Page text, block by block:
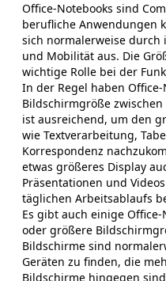
Office-Notebooks sind
berufliche Anwendungen
sich normalerweise durch
und Mobilität aus. Die
wichtige Rolle bei der
In der Regel haben
Bildschirmgröße zwischen
ist ausreichend, um den
wie Textverarbeitung,
Korrespondenz
etwas größeres Display
Präsentationen und
täglichen Arbeitsablaufs
Es gibt auch einige
oder größere
Bildschirme sind
Geräten zu finden, die
Bildschirme hingegen